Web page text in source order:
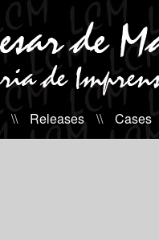
\\ Releases \\ Cases